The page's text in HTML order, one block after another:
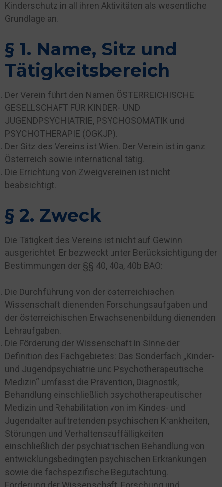
Kinderschutz in all ihren Aktivitäten als wesentliche
Grundlage an.
§ 1. Name, Sitz und
Tätigkeitsbereich
Der Verein führt den Namen ÖSTERREICHISCHE
GESELLSCHAFT FÜR KINDER- UND
JUGENDPSYCHIATRIE, PSYCHOSOMATIK und
PSYCHOTHERAPIE (ÖGKJP).
Der Sitz des Vereins ist Wien. Der Verein ist in ganz
Österreich sowie international tätig.
Die Errichtung von Zweigvereinen ist nicht
beabsichtigt.
§ 2. Zweck
Die Tätigkeit des Vereins ist nicht auf Gewinn
ausgerichtet. Er bezweckt unter Berücksichtigung der
Bestimmungen der §§ 40, 40a, 40b BAO:
Die Durchführung von der österreichischen
Wissenschaft dienenden Forschungsaufgaben und
der österreichischen Erwachsenenbildung dienenden
Lehraufgaben.
Die Förderung der Wissenschaft in Sinne der
Definition des Fachgebietes: Das Sonderfach „Kinder-
und Jugendpsychiatrie und Psychotherapeutische
Medizin“ umfasst die Prävention, Diagnostik,
Behandlung einschließlich psychotherapeutischer
Medizin und Rehabilitation von im Kindes- und
Jugendalter auftretenden psychischen Krankheiten,
Störungen und Verhaltensauffälligkeiten
einschließlich der psychiatrischen Behandlung von
entwicklungsbedingten psychischen Erkrankungen
sowie die fachspezifische Begutachtung.
Förderung der Wissenschaft, Forschung und